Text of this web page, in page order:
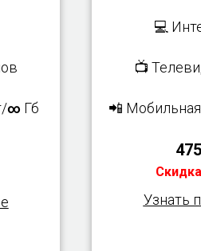
∞ Гб
💻
📺
📲
Узнать